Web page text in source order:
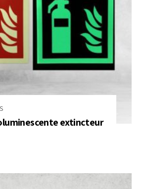
extincteur